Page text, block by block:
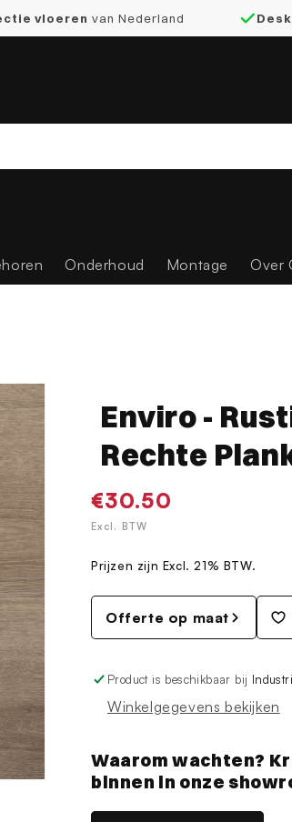
vloeren van Nederland
Onderhoud Montage Over
Enviro -
Rechte
Normale
prijs
€30.50
Excl. BTW
Prijzen zijn Excl. 21% BTW.
Offerte op maat
Product is beschikbaar bij
Winkelgegevens bekijken
Waarom wachten?
binnen in onze